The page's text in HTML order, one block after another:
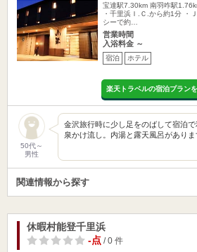
宝達駅7.30km 南羽咋駅
・千里浜Ｉ.Ｃ.から約1分 ・
シーで約…
営業時間
入浴料金 ～
宿泊 ホテル
楽天トラベルの宿泊プラン
50代～
男性
金沢旅行時に少し足をのばして宿泊
泉かけ流し。内湯と露天風呂があり
関連情報から探す
休暇村能登千里浜
-点/ 0 件